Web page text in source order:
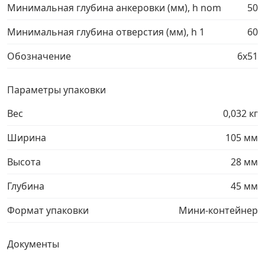
Кронштейны и крюки хозяйственные
Метрический крепеж
›
Перфорированный крепеж
Минимальная глубина анкеровки (мм), h nom
50
Минимальная глубина отверстия (мм), h 1
60
Обозначение
6х51
Параметры упаковки
Вес
0,032 кг
Ширина
105 мм
Высота
28 мм
Глубина
45 мм
Формат упаковки
Мини-контейнер
Документы